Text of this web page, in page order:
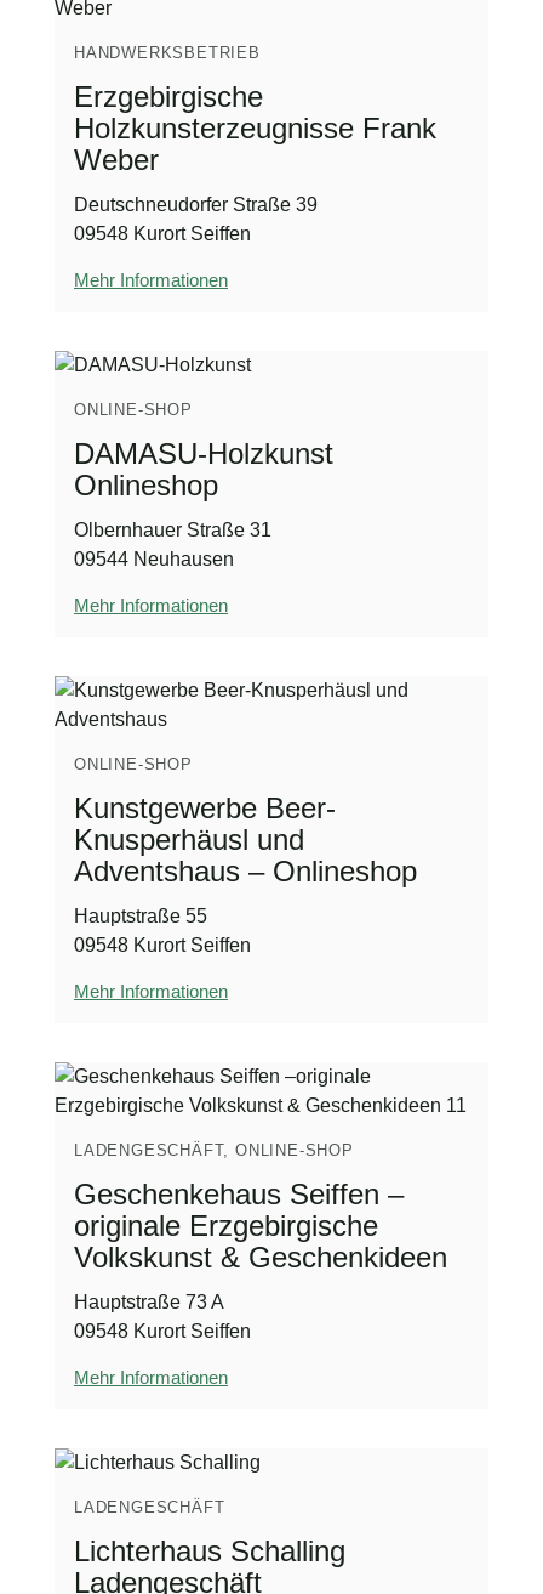
HANDWERKSBETRIEB
Erzgebirgische
Holzkunsterzeugnisse Frank
Weber
Deutschneudorfer Straße 39
09548 Kurort Seiffen
Mehr Informationen
ONLINE-SHOP
DAMASU-Holzkunst
Onlineshop
Olbernhauer Straße 31
09544 Neuhausen
Mehr Informationen
ONLINE-SHOP
Kunstgewerbe Beer-
Knusperhäusl und
Adventshaus – Onlineshop
Hauptstraße 55
09548 Kurort Seiffen
Mehr Informationen
LADENGESCHÄFT, ONLINE-SHOP
Geschenkehaus Seiffen –
originale Erzgebirgische
Volkskunst & Geschenkideen
Hauptstraße 73 A
09548 Kurort Seiffen
Mehr Informationen
LADENGESCHÄFT
Lichterhaus Schalling
Ladengeschäft